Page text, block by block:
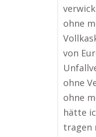
ohne
von
ohne
ohne
hätte
tragen